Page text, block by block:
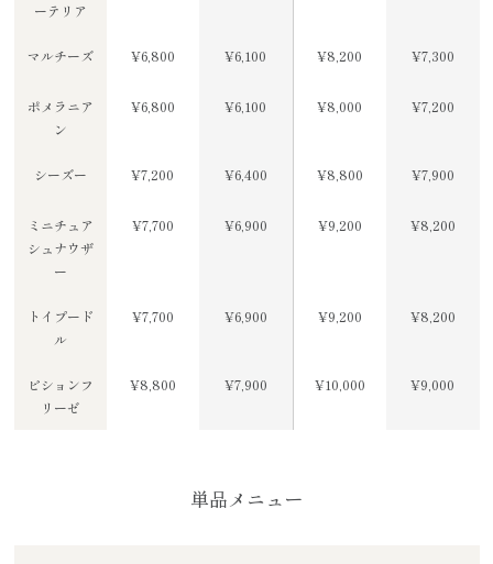
ーテリア
マルチーズ ¥6,800 ¥6,100 ¥8,200 ¥7,300
ポメラニア
ン
¥6,800 ¥6,100 ¥8,000 ¥7,200
シーズー ¥7,200 ¥6,400 ¥8,800 ¥7,900
ミニチュア
シュナウザ
ー
¥7,700 ¥6,900 ¥9,200 ¥8,200
トイプード
ル
¥7,700 ¥6,900 ¥9,200 ¥8,200
ビションフ
リーゼ
¥8,800 ¥7,900 ¥10,000 ¥9,000
単品メニュー